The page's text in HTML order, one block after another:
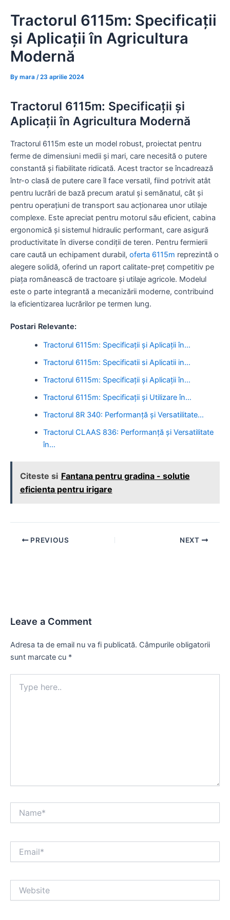
content
Tractorul 6115m: Specificații
și Aplicații în Agricultura
Modernă
By mara /23 aprilie 2024
Tractorul 6115m: Specificații și
Aplicații în Agricultura Modernă
Tractorul 6115m este un model robust, proiectat pentru
ferme de dimensiuni medii și mari, care necesită o putere
constantă și fiabilitate ridicată. Acest tractor se încadrează
într-o clasă de putere care îl face versatil, fiind potrivit atât
pentru lucrări de bază precum aratul și semănatul, cât și
pentru operațiuni de transport sau acționarea unor utilaje
complexe. Este apreciat pentru motorul său eficient, cabina
ergonomică și sistemul hidraulic performant, care asigură
productivitate în diverse condiții de teren. Pentru fermierii
care caută un echipament durabil, oferta 6115m reprezintă o
alegere solidă, oferind un raport calitate-preț competitiv pe
piața românească de tractoare și utilaje agricole. Modelul
este o parte integrantă a mecanizării moderne, contribuind
la eficientizarea lucrărilor pe termen lung.
Postari Relevante:
Tractorul 6115m: Specificații și Aplicații în…
Tractorul 6115m: Specificatii si Aplicatii in…
Tractorul 6115m: Specificații și Aplicații în…
Tractorul 6115m: Specificații și Utilizare în…
Tractorul 8R 340: Performanță și Versatilitate…
Tractorul CLAAS 836: Performanță și Versatilitate
în…
Citeste si Fantana pentru gradina - solutie
eficienta pentru irigare
Post PREVIOUS NEXT
Leave a Comment
Adresa ta de email nu va fi publicată. Câmpurile obligatorii
sunt marcate cu *
here..